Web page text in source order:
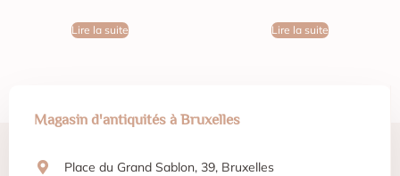
Lire la suite Lire la suite
Magasin d'antiquités à Bruxelles
Place du Grand Sablon, 39, Bruxelles